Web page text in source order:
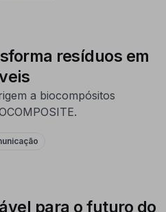
resíduos em
a biocompósitos
para o futuro do